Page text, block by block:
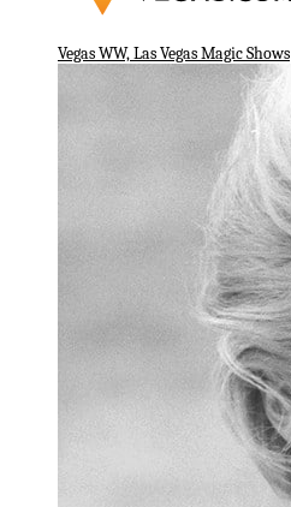
Vegas WW, Las Vegas Magic Shows